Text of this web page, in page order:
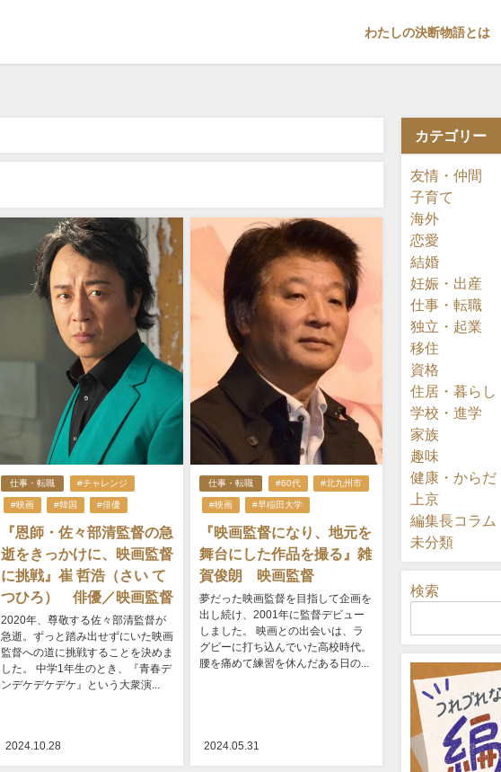
わたしの決断物語とは
仕事・転職 #チャレンジ
#映画 #韓国 #俳優
『恩師・佐々部清監督の急
逝をきっかけに、映画監督
に挑戦』崔 哲浩（さい て
つひろ） 俳優／映画監督
2020年、尊敬する佐々部清監督が
急逝。ずっと踏み出せずにいた映画
監督への道に挑戦することを決めま
した。 中学1年生のとき、『青春デ
ンデケデケデケ』という大衆演...
2024.10.28
仕事・転職 #60代 #北九州市
#映画 #早稲田大学
『映画監督になり、地元を
舞台にした作品を撮る』雑
賀俊朗 映画監督
夢だった映画監督を目指して企画を
出し続け、2001年に監督デビュー
しました。 映画との出会いは、ラ
グビーに打ち込んでいた高校時代。
腰を痛めて練習を休んだある日の...
2024.05.31
カテゴリー
友情・仲間
子育て
海外
恋愛
結婚
妊娠・出産
仕事・転職
独立・起業
移住
資格
住居・暮らし
学校・進学
家族
趣味
健康・からだ
上京
編集長コラム
未分類
検索